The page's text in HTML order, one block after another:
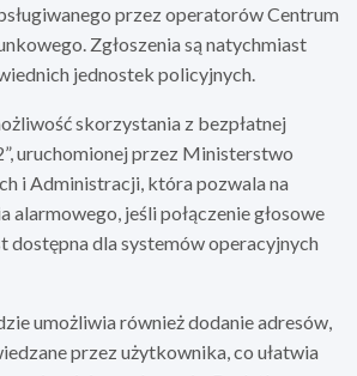
przez operatorów Centrum
Zgłoszenia są natychmiast
jednostek policyjnych.
skorzystania z bezpłatnej
uruchomionej przez Ministerstwo
i Administracji, która pozwala na
alarmowego, jeśli połączenie głosowe
dostępna dla systemów operacyjnych
umożliwia również dodanie adresów,
przez użytkownika, co ułatwia